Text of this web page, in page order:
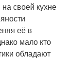
своей кухне
её в
мало кто
обладают